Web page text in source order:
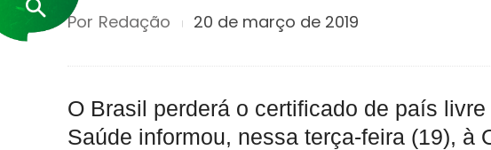
Por Redação 20 de março de 2019
O Brasil perderá o certificado de país
Saúde informou, nessa terça-feira (19), à